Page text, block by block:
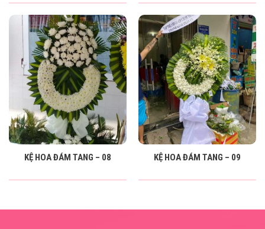
KỆ HOA ĐÁM TANG – 08 KỆ HOA ĐÁM TANG – 09